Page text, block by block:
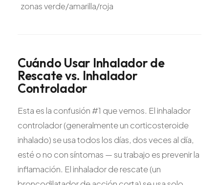
zonas verde/amarilla/roja
Cuándo Usar Inhaladorde
Rescatevs. Inhalador
Controlador
Esta es la confusión #1 que vemos. El inhalador
controlador (generalmente un corticosteroide
inhalado) se usa todos los días, dos veces al día,
esté o no con síntomas — su trabajo es prevenir la
inflamación. El inhalador de rescate (un